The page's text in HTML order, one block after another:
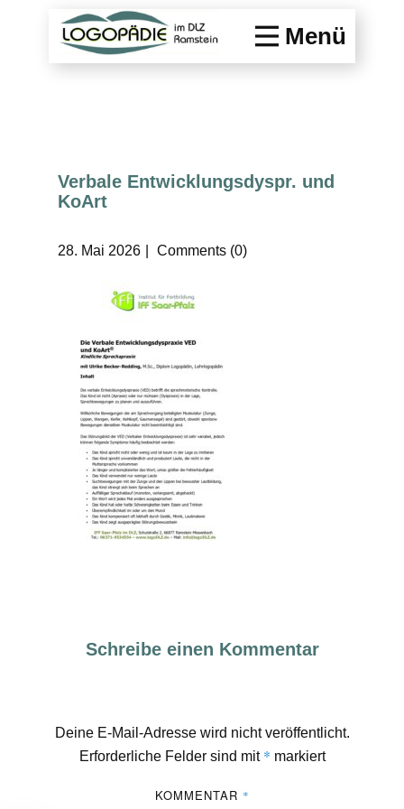
Menü
Verbale Entwicklungsdyspr. und
KoArt
28. Mai 2026 Comments (0)
Schreibe einen Kommentar
Deine E-Mail-Adresse wird nicht veröffentlicht.
Erforderliche Felder sind mit * markiert
KOMMENTAR *